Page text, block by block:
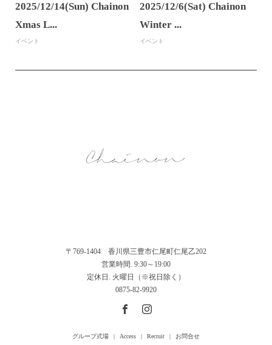
2025/12/14(Sun) Chainon
Xmas L...
イベント
2025/12/6(Sat) Chainon
Winter ...
イベント
〒769-1404 香川県三豊市仁尾町仁尾乙202
営業時間. 9:30～19:00
定休日. 火曜日（※祝日除く）
0875-82-9920
グループ式場 Access Recruit お問合せ